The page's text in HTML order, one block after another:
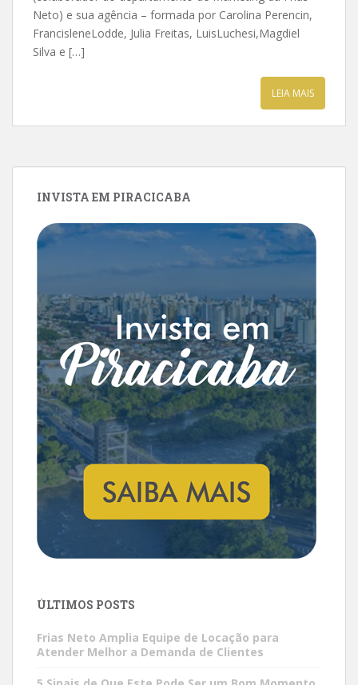
Neto) e sua agência – formada por Carolina Perencin,
FrancisleneLodde, Julia Freitas, LuisLuchesi,Magdiel
Silva e […]
LEIA MAIS
INVISTA EM PIRACICABA
ÚLTIMOS POSTS
Frias Neto Amplia Equipe de Locação para
Atender Melhor a Demanda de Clientes